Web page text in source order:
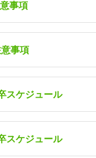
事項
7/1～7/19
9/21～12/23
231,000円
事項
7/1～7/19
スケジュール
スケジュール